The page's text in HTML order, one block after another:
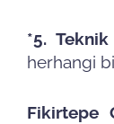
*5. Teknik
herhangi
Fikirtepe